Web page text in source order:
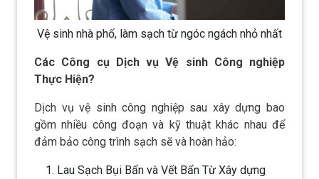
Vệ sinh nhà phố, làm sạch từ ngóc ngách nhỏ nhất
Các Công cụ Dịch vụ Vệ sinh Công nghiệp
Thực Hiện?
Dịch vụ vệ sinh công nghiệp sau xây dựng bao
gồm nhiều công đoạn và kỹ thuật khác nhau để
đảm bảo công trình sạch sẽ và hoàn hảo:
Lau Sạch Bụi Bẩn và Vết Bẩn Từ Xây dựng